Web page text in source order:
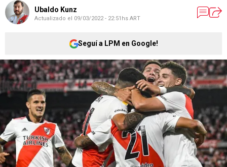
Ubaldo Kunz
Actualizado el 09/03/2022 - 22:51hs ART
Seguí a LPM en Google!